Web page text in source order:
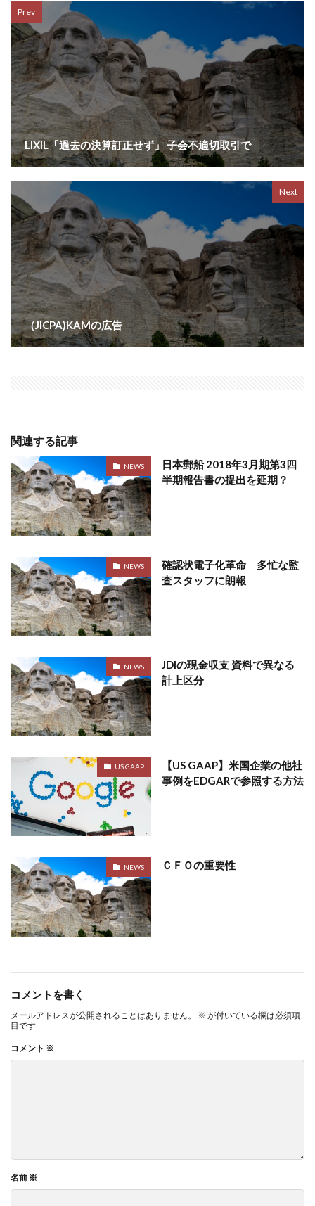
Prev
LIXIL「過去の決算訂正せず」 子会不適切取引で
Next
（JICPA)KAMの広告
関連する記事
NEWS
日本郵船 2018年3月期第3四
半期報告書の提出を延期？
NEWS
確認状電子化革命 多忙な監
査スタッフに朗報
NEWS
JDIの現金収支 資料で異なる
計上区分
US GAAP
【US GAAP】米国企業の他社
事例をEDGARで参照する方法
NEWS ＣＦＯの重要性
コメントを書く
メールアドレスが公開されることはありません。 ※ が付いている欄は必須項
目です
コメント ※
名前 ※